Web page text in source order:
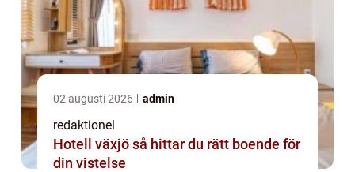
02 augusti 2026 admin
redaktionel
Hotell växjö så hittar du rätt boende för
din vistelse